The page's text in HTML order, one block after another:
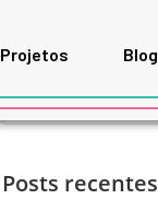
Projetos Blog
Pesquisar
Posts recentes